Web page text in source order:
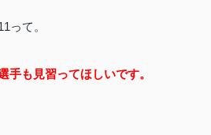
って。
手も見習ってほしいです。